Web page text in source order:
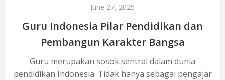
June 27, 2025
Guru Indonesia Pilar Pendidikan dan
Pembangun Karakter Bangsa
Guru merupakan sosok sentral dalam dunia
pendidikan Indonesia. Tidak hanya sebagai pengajar